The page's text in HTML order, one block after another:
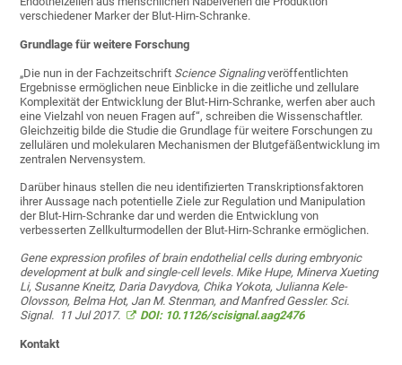
verschiedener Marker der Blut-Hirn-Schranke.
Grundlage für weitere Forschung
„Die nun in der Fachzeitschrift Science Signalingveröffentlichten
Ergebnisse ermöglichen neue Einblicke in die zeitliche und zellulare
Komplexität der Entwicklung der Blut-Hirn-Schranke, werfen aber auch
eine Vielzahl von neuen Fragen auf“, schreiben die Wissenschaftler.
Gleichzeitig bilde die Studie die Grundlage für weitere Forschungen zu
zellulären und molekularen Mechanismen der Blutgefäßentwicklung im
zentralen Nervensystem.
Darüber hinaus stellen die neu identifizierten Transkriptionsfaktoren
ihrer Aussage nach potentielle Ziele zur Regulation und Manipulation
der Blut-Hirn-Schranke dar und werden die Entwicklung von
verbesserten Zellkulturmodellen der Blut-Hirn-Schranke ermöglichen.
Gene expression profiles of brain endothelial cells during embryonic
development at bulk and single-cell levels. Mike Hupe, Minerva Xueting
Li, Susanne Kneitz, Daria Davydova, Chika Yokota, Julianna Kele-
Olovsson, Belma Hot, Jan M. Stenman, and Manfred Gessler. Sci.
Signal. 11 Jul 2017.
DOI: 10.1126/scisignal.aag2476
Kontakt